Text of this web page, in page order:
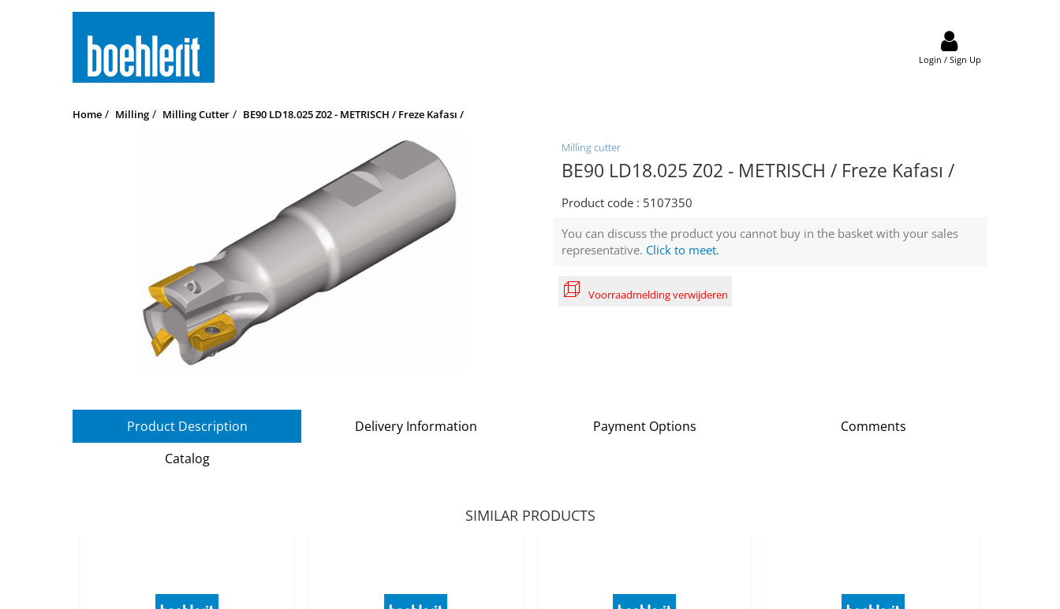
Login / Sign Up
Home Milling Milling Cutter BE90 LD18.025 Z02 - METRISCH / Freze Kafası /
Milling cutter
BE90 LD18.025 Z02 - METRISCH / Freze Kafası /
Product code : 5107350
You can discuss the product you cannot buy in the basket with your sales
representative. Click to meet.
Voorraadmelding verwijderen
Product Description Delivery Information Payment Options
Comments
Catalog
SIMILAR PRODUCTS